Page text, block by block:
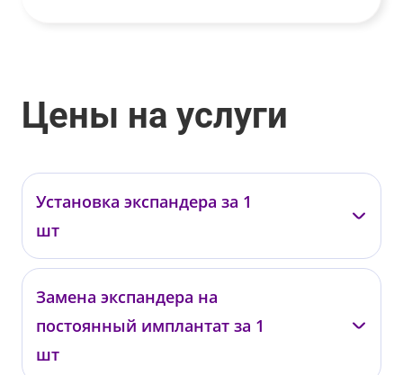
Цены на услуги
Установка экспандера за 1
шт
Бадак О.Е.
02.01.13.01
от 160 000 ₽
02.01.13.02
Замена экспандера на
постоянный имплантат за 1
шт